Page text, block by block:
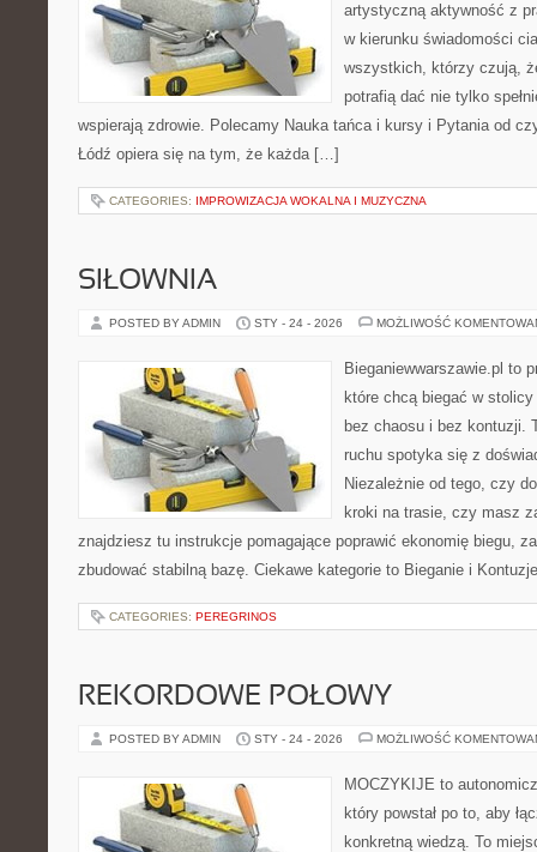
artystyczną aktywność z
w kierunku świadomości
wszystkich, którzy czują,
potrafią dać nie tylko
wspierają zdrowie. Polecamy Nauka tańca i kursy i Pytania od
Łódź opiera się na tym, że każda […]
CATEGORIES: IMPROWIZACJA WOKALNA I MUZYCZNA
SIŁOWNIA
POSTED BY ADMIN STY - 24 - 2026 MOŻLIWOŚĆ
Bieganiewwarszawie.pl to
które chcą biegać w
bez chaosu i bez kontuzji.
ruchu spotyka się z
Niezależnie od tego, czy
kroki na trasie, czy masz
znajdziesz tu instrukcje pomagające poprawić ekonomię biegu,
zbudować stabilną bazę. Ciekawe kategorie to Bieganie i
CATEGORIES: PEREGRINOS
REKORDOWE POŁOWY
POSTED BY ADMIN STY - 24 - 2026 MOŻLIWOŚĆ
MOCZYKIJE to
który powstał po to, aby
konkretną wiedzą. To